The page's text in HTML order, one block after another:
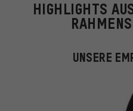
HIGHLIGHTS
UNSERE